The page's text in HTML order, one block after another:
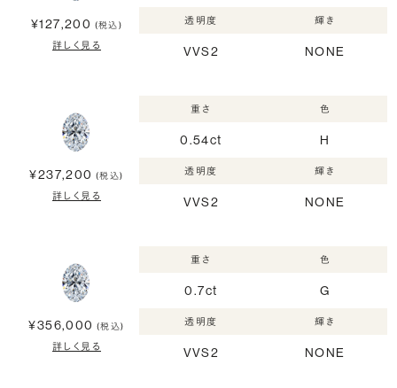
¥127,200 (税込)
詳しく見る
透明度
VVS2
輝き
NONE
¥237,200 (税込)
詳しく見る
重さ
0.54ct
色
H
透明度
VVS2
輝き
NONE
¥356,000 (税込)
詳しく見る
重さ
0.7ct
色
G
透明度
VVS2
輝き
NONE